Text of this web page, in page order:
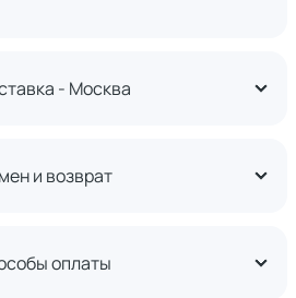
- Москва
и возврат
оплаты